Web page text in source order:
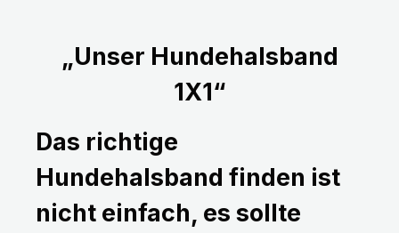
„Unser Hundehalsband
1X1“
Das richtige
Hundehalsband finden ist
nicht einfach, es sollte